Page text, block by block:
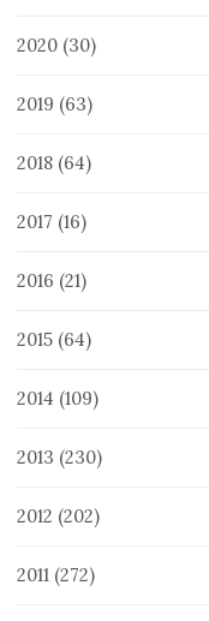
2020 (30)
2019 (63)
2018 (64)
2017 (16)
2016 (21)
2015 (64)
2014 (109)
2013 (230)
2012 (202)
2011 (272)